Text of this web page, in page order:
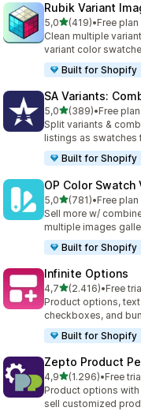
Rubik Variant
5,05 yıldız üzerinden
(419)
toplam 419•Free
Clean multiple
variant color
Built for Shopify
SA Variants:
5,05 yıldız üzerinden
(389)
toplam 389•Free
Split variants &
listings as swatches
Built for Shopify
OP Color Swatch
5,05 yıldız üzerinden
(781)
toplam 781•Free
Sell more w/
multiple images
Built for Shopify
Infinite Options
4,75 yıldız üzerinden
(2.416)
toplam 2416•Free
Product options,
checkboxes, and
Built for Shopify
Zepto Product
4,95 yıldız üzerinden
(1.296)
toplam 1296•Free
Product options
sell customized